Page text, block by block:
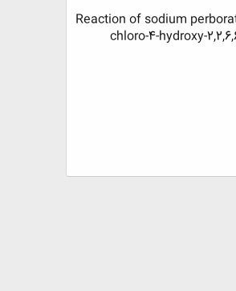
Reaction of sodium
...chloro-4-hydroxy-